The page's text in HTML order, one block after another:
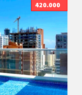
420.000